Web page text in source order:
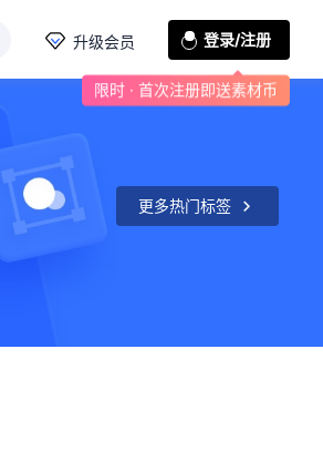
升级会员 登录/注册
限时 · 首次注册即送素材币
更多热门标签